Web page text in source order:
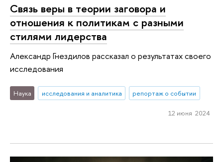
Связь веры в теории заговора и
отношения к политикам с разными
стилями лидерства
Александр Гнездилов рассказал о результатах своего
исследования
Наука исследования и аналитика репортаж о событии
12 июня 2024